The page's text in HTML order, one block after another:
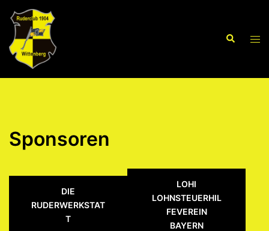
Inhalt
springen
Suche
Sponsoren
DIE
RUDERWERKSTAT
T
LOHI
LOHNSTEUERHIL
FEVEREIN
BAYERN